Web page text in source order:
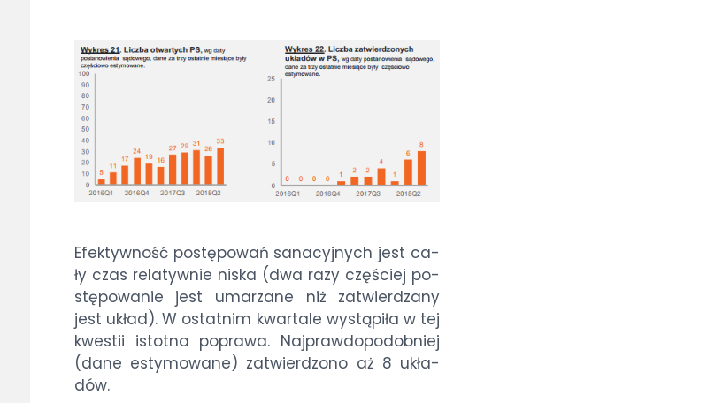
Efek­tyw­ność po­stę­po­wań sa­na­cyj­nych jest ca­
ły czas re­la­tyw­nie ni­ska (dwa ra­zy czę­ściej po­
stę­po­wa­nie jest uma­rza­ne niż za­twier­dza­ny
jest układ). W ostat­nim kwar­ta­le wy­stą­pi­ła w tej
kwe­stii istot­na po­pra­wa. Naj­praw­do­po­dob­niej
(da­ne es­ty­mo­wa­ne) za­twier­dzo­no aż 8 ukła­
dów.